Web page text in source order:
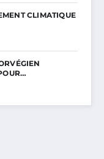
CLIMATIQUE